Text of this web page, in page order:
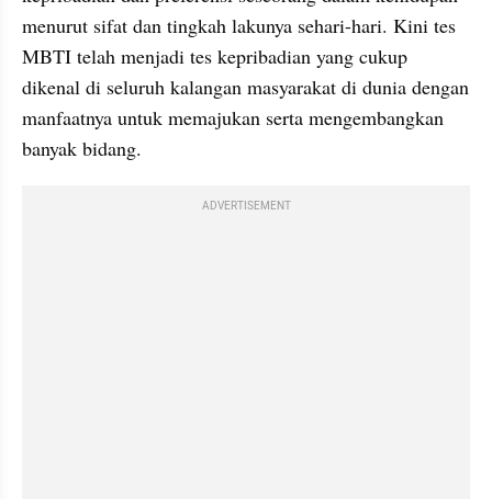
menurut sifat dan tingkah lakunya sehari-hari. Kini tes
MBTI telah menjadi tes kepribadian yang cukup
dikenal di seluruh kalangan masyarakat di dunia dengan
manfaatnya untuk memajukan serta mengembangkan
banyak bidang.
ADVERTISEMENT